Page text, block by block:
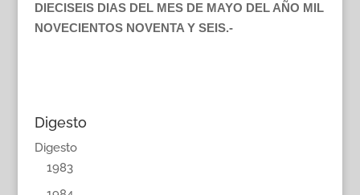
DIECISEIS DIAS DEL MES DE MAYO DEL AÑO MIL
NOVECIENTOS NOVENTA Y SEIS.-
Digesto
Digesto
1983